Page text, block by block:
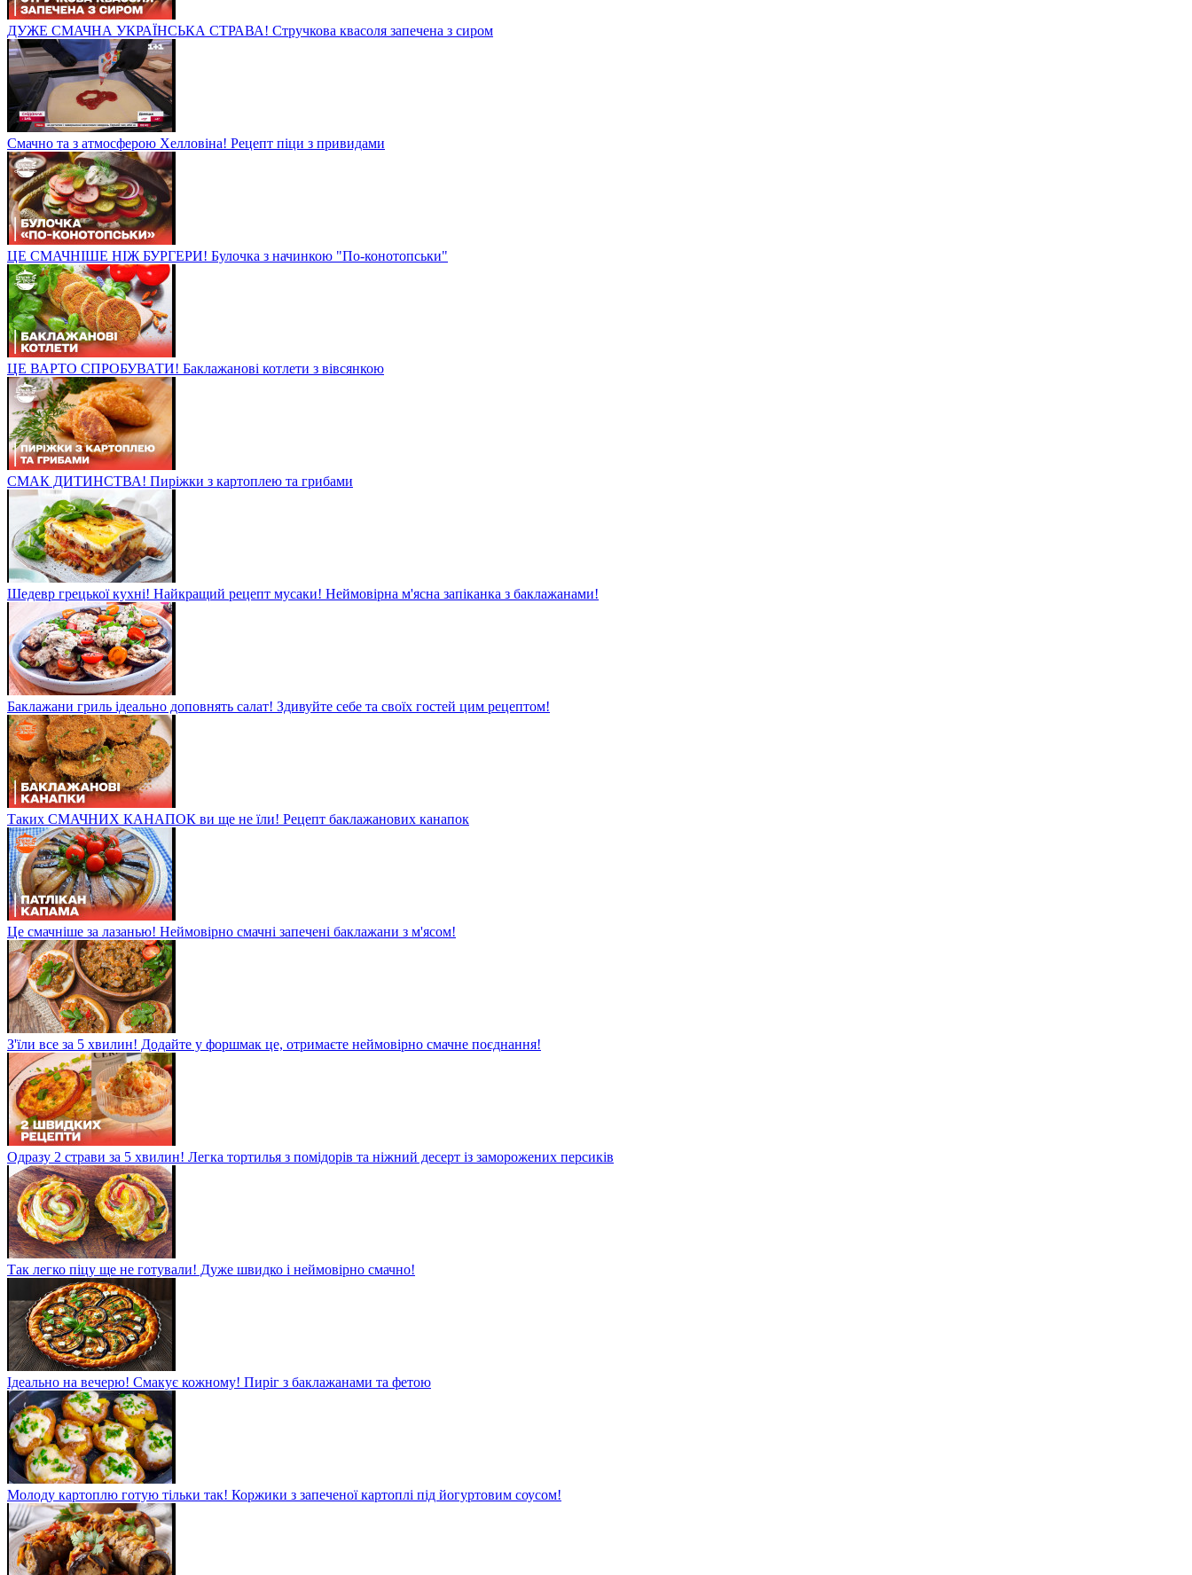
ДУЖЕ СМАЧНА УКРАЇНСЬКА СТРАВА! Стручкова квасоля запечена з сиром
Смачно та з атмосферою Хелловіна! Рецепт піци з привидами
ЦЕ СМАЧНІШЕ НІЖ БУРГЕРИ! Булочка з начинкою "По-конотопськи"
ЦЕ ВАРТО СПРОБУВАТИ! Баклажанові котлети з вівсянкою
СМАК ДИТИНСТВА! Пиріжки з картоплею та грибами
Шедевр грецької кухні! Найкращий рецепт мусаки! Неймовірна м'ясна запіканка з баклажанами!
Баклажани гриль ідеально доповнять салат! Здивуйте себе та своїх гостей цим рецептом!
Таких СМАЧНИХ КАНАПОК ви ще не їли! Рецепт баклажанових канапок
Це смачніше за лазанью! Неймовірно смачні запечені баклажани з м'ясом!
З'їли все за 5 хвилин! Додайте у форшмак це, отримаєте неймовірно смачне поєднання!
Одразу 2 страви за 5 хвилин! Легка тортилья з помідорів та ніжний десерт із заморожених персиків
Так легко піцу ще не готували! Дуже швидко і неймовірно смачно!
Ідеально на вечерю! Смакує кожному! Пиріг з баклажанами та фетою
Молоду картоплю готую тільки так! Коржики з запеченої картоплі під йогуртовим соусом!